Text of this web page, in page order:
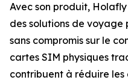
Avec son produit,
des solutions de voyage
sans compromis sur le
cartes SIM physiques
contribuent à réduire les